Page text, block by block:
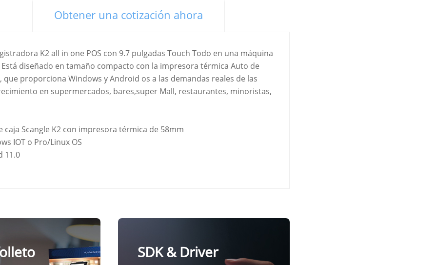
Obtener una cotización ahora
K2 all in one POS con 9.7 pulgadas Touch Todo en una máquina
diseñado en tamaño compacto con la impresora térmica Auto de
que proporciona Windows y Android os a las demandas reales de las
en supermercados, bares,super Mall, restaurantes, minoristas,
caja Scangle K2 con impresora térmica de 58mm
IOT o Pro/Linux OS
SDK & Driver